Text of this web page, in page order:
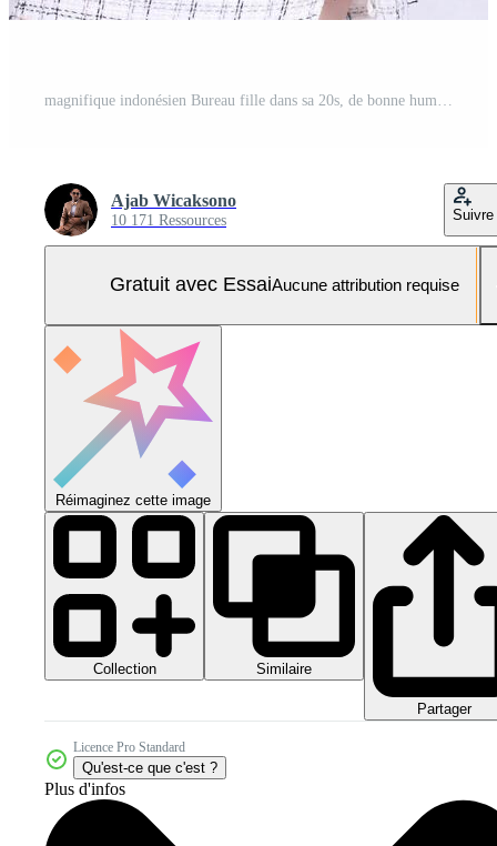
Ajab Wicaksono
10 171 Ressources Suivre
Gratuit avec EssaiAucune attribution requise
Réimaginez cette image
Collection Similaire
Partager
Licence Pro Standard
Qu'est-ce que c'est ?
Plus d'infos